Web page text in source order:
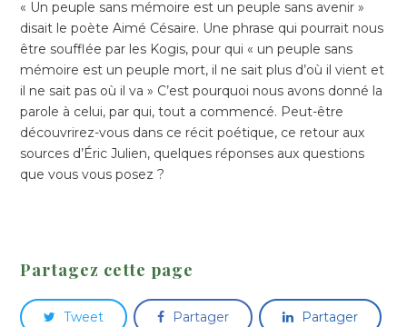
« Un peuple sans mémoire est un peuple sans avenir »
disait le poète Aimé Césaire. Une phrase qui pourrait nous
être soufflée par les Kogis, pour qui « un peuple sans
mémoire est un peuple mort, il ne sait plus d’où il vient et
il ne sait pas où il va » C’est pourquoi nous avons donné la
parole à celui, par qui, tout a commencé. Peut-être
découvrirez-vous dans ce récit poétique, ce retour aux
sources d’Éric Julien, quelques réponses aux questions
que vous vous posez ?
Partagez cette page
Tweet Partager Partager